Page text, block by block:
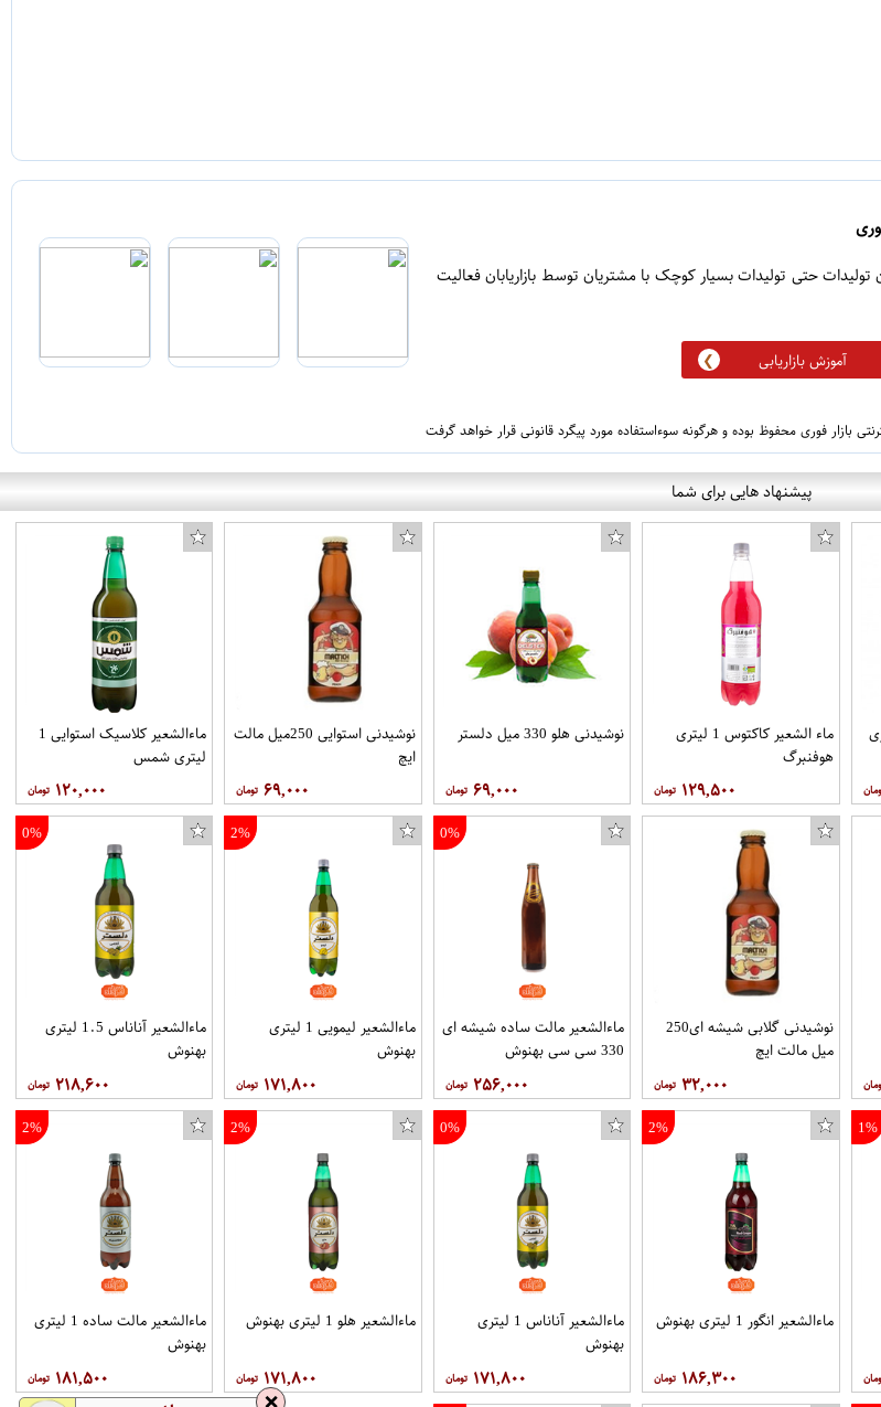
حتی تولیدات بسیار کوچک با مشتریان توسط بازاریابان فعالیت
آموزش بازاریابی
بازار فوری محفوظ بوده و هرگونه سوءاستفاده مورد پیگرد قانونی قرار خواهد گرفت
پیشنهاد هایی برای شما
لیتری
ماء الشعیر کاکتوس 1 لیتری
هوفنبرگ
۱۲۹,۵۰۰
نوشیدنی هلو 330 میل دلستر
۶۹,۰۰۰
نوشیدنی استوایی 250میل مالت
ایچ
۶۹,۰۰۰
ماءالشعیر کلاسیک استوایی 1
لیتری شمس
۱۲۰,۰۰۰
نوشیدنی گلابی شیشه ای250
میل مالت ایچ
۳۲,۰۰۰
0%
ماءالشعیر مالت ساده شیشه ای
330 سی سی بهنوش
۲۵۶,۰۰۰
2%
ماءالشعیر لیمویی 1 لیتری
بهنوش
۱۷۱,۸۰۰
0%
ماءالشعیر آناناس 1.5 لیتری
بهنوش
۲۱۸,۶۰۰
1%
2%
ماءالشعیر انگور 1 لیتری بهنوش
۱۸۶,۳۰۰
0%
ماءالشعیر آناناس 1 لیتری
بهنوش
۱۷۱,۸۰۰
2%
ماءالشعیر هلو 1 لیتری بهنوش
۱۷۱,۸۰۰
2%
ماءالشعیر مالت ساده 1 لیتری
بهنوش
۱۸۱,۵۰۰